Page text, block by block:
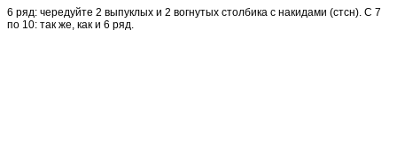
6 ряд: чередуйте 2 выпуклых и 2 вогнутых столбика с накидами (стсн). С 7
по 10: так же, как и 6 ряд.